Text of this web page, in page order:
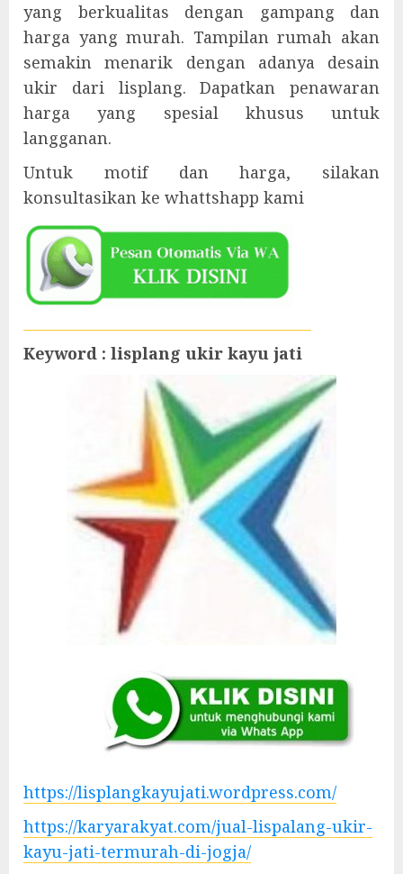
yang berkualitas dengan gampang dan
harga yang murah. Tampilan rumah akan
semakin menarik dengan adanya desain
ukir dari lisplang. Dapatkan penawaran
harga yang spesial khusus untuk
langganan.
Untuk motif dan harga, silakan
konsultasikan ke whattshapp kami
Keyword : lisplang ukir kayu jati
https://lisplangkayujati.wordpress.com/
https://karyarakyat.com/jual-lispalang-ukir-
kayu-jati-termurah-di-jogja/